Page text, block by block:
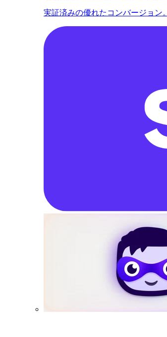
実証済みの優れたコンバージョン。